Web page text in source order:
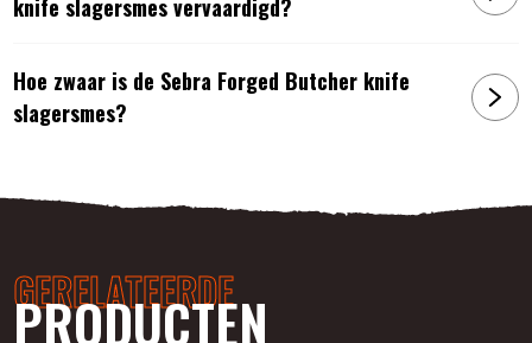
knife slagersmes vervaardigd?
Hoe zwaar is de Sebra Forged Butcher knife
slagersmes?
GERELATEERDE
PRODUCTEN